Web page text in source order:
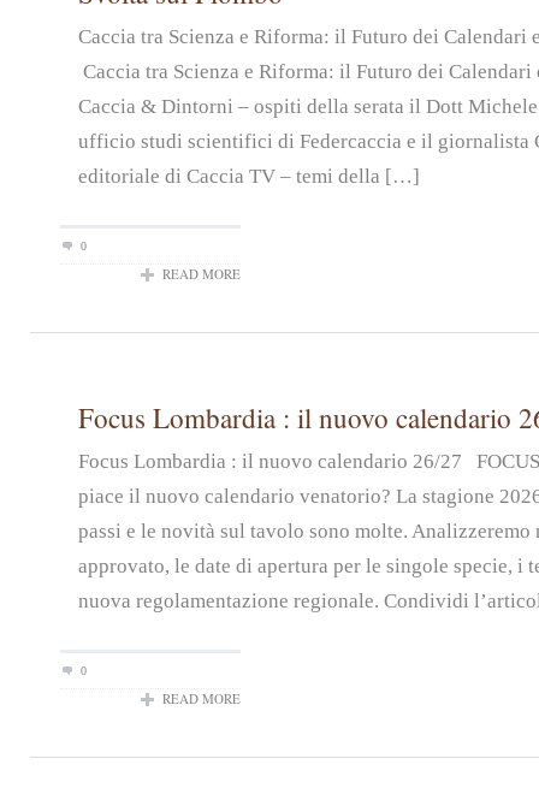
Caccia tra Scienza e Riforma: il Futuro dei
Caccia tra Scienza e Riforma: il Futuro dei Calendari
Caccia & Dintorni – ospiti della serata il Dott
ufficio studi scientifici di Federcaccia e il giornalista
editoriale di Caccia TV – temi della […]
0
READ MORE
Focus Lombardia : il nuovo calendario
Focus Lombardia : il nuovo calendario 26/27
piace il nuovo calendario venatorio? La stagione
passi e le novità sul tavolo sono molte.
approvato, le date di apertura per le singole specie, i
nuova regolamentazione regionale. Condividi
0
READ MORE